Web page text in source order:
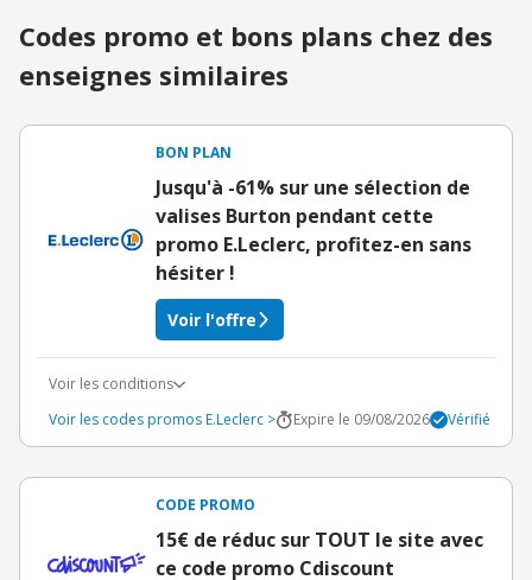
Codes promo et bons plans chez des
enseignes similaires
BON PLAN
Jusqu'à -61% sur une sélection de
valises Burton pendant cette
promo E.Leclerc, profitez-en sans
hésiter !
Voir l'offre
Voir les conditions
Voir les codes promos E.Leclerc >
Expire le 09/08/2026 Vérifié
CODE PROMO
15€ de réduc sur TOUT le site avec
ce code promo Cdiscount